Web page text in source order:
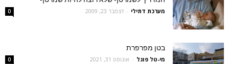
מערכת דתילי - דצמבר 23, 2009 0
בטן מפרפרת
‫מי-טל פוגל - אוגוסט 31, 2021 0